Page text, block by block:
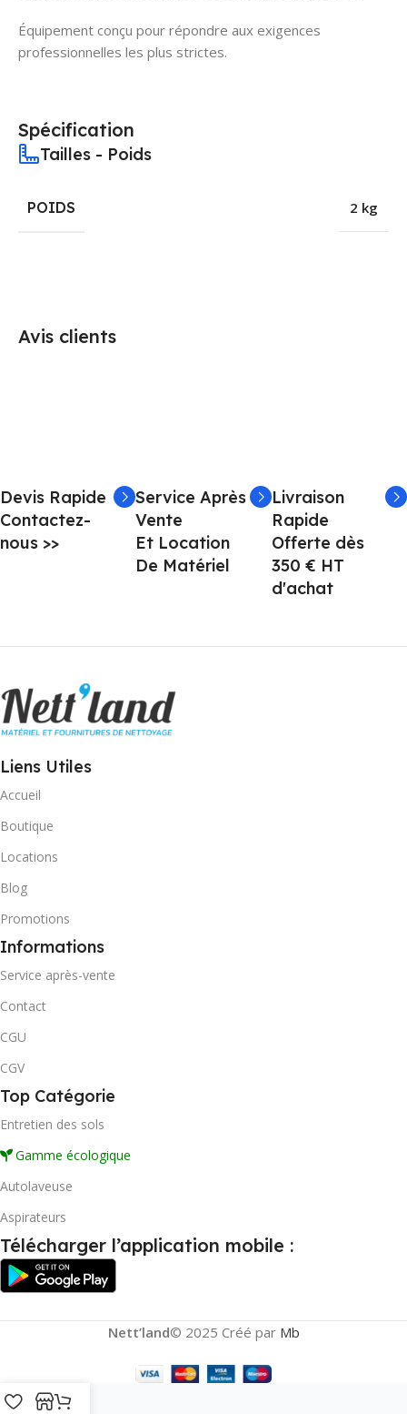
Équipement conçu pour répondre aux exigences
professionnelles les plus strictes.
Spécification
Tailles - Poids
POIDS 2 kg
Avis clients
Devis Rapide
Contactez-
nous >>
Service Après
Vente
Et Location
De Matériel
Livraison
Rapide
Offerte dès
350 € HT
d'achat
Liens Utiles
Accueil
Boutique
Locations
Blog
Promotions
Informations
Service après-vente
Contact
CGU
CGV
Top Catégorie
Entretien des sols
Gamme écologique
Autolaveuse
Aspirateurs
Télécharger l’application mobile :
Nett’land© 2025 Créé par Mb